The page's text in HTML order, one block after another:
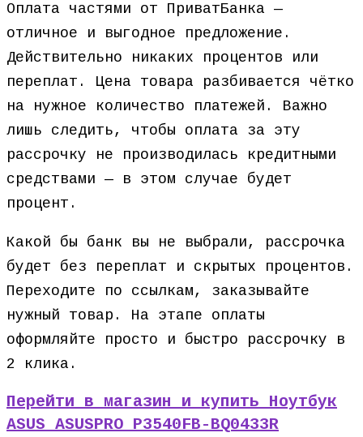
Оплата частями от ПриватБанка —
отличное и выгодное предложение.
Действительно никаких процентов или
переплат. Цена товара разбивается чётко
на нужное количество платежей. Важно
лишь следить, чтобы оплата за эту
рассрочку не производилась кредитными
средствами — в этом случае будет
процент.
Какой бы банк вы не выбрали, рассрочка
будет без переплат и скрытых процентов.
Переходите по ссылкам, заказывайте
нужный товар. На этапе оплаты
оформляйте просто и быстро рассрочку в
2 клика.
Перейти в магазин и купить Ноутбук
ASUS ASUSPRO P3540FB-BQ0433R